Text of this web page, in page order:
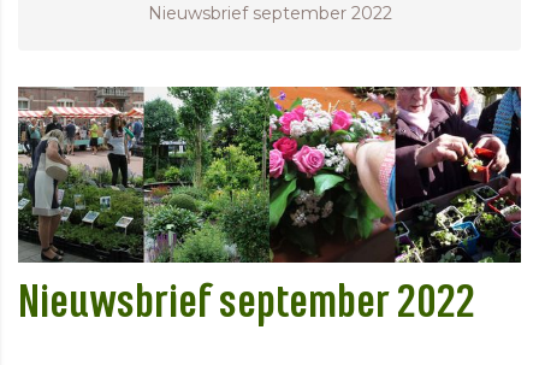
Nieuwsbrief september 2022
Nieuwsbrief september 2022